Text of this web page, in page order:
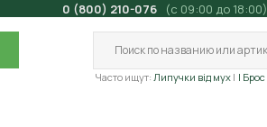
0 (800) 210-076 (с 09:00 до 18:00)
Часто ищут: Липучки від мух | Брос